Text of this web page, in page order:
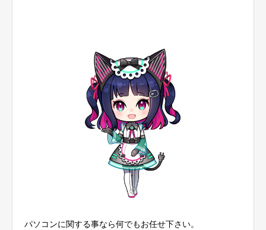
パソコンに関する事なら何でもお任せ下さい。